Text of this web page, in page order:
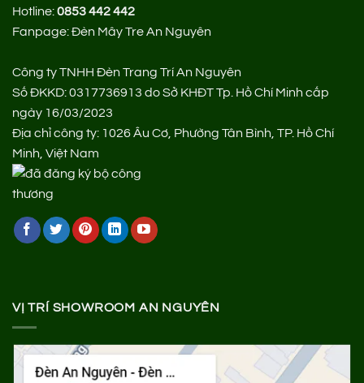
Hotline:0853 442 442
Fanpage:Đèn Mây Tre An Nguyên
Công ty TNHH Đèn Trang Trí An Nguyên
Số ĐKKD: 0317736913 do Sở KHĐT Tp. Hồ Chí Minh cấp
ngày 16/03/2023
Địa chỉ công ty: 1026 Âu Cơ, Phường Tân Bình, TP. Hồ Chí
Minh, Việt Nam
VỊ TRÍ SHOWROOM AN NGUYÊN